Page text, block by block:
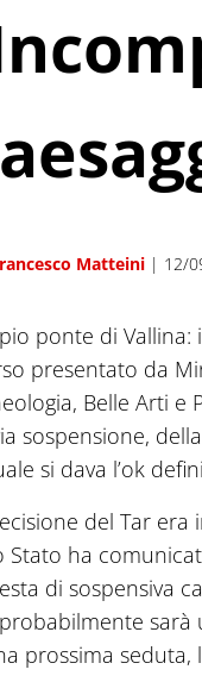
Matteini | 12/
ponte di Vallina:
presentato da
Belle Arti e
sospensione,
si dava l’ok
del Tar era
Stato ha
di sospensiva
sarà
prossima seduta,